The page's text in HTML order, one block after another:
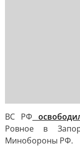
ВС РФ
Ровное в
Минобороны РФ.